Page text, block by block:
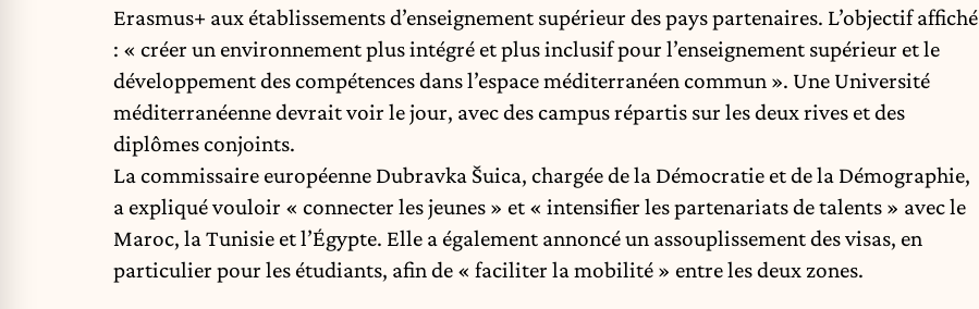
Erasmus+ aux établissements d’enseignement supérieur des pays partenaires. L’objectif affiché
: « créer un environnement plus intégré et plus inclusif pour l’enseignement supérieur et le
développement des compétences dans l’espace méditerranéen commun ». Une Université
méditerranéenne devrait voir le jour, avec des campus répartis sur les deux rives et des
diplômes conjoints.
La commissaire européenne Dubravka Šuica, chargée de la Démocratie et de la Démographie,
a expliqué vouloir « connecter les jeunes » et « intensifier les partenariats de talents » avec le
Maroc, la Tunisie et l’Égypte. Elle a également annoncé un assouplissement des visas, en
particulier pour les étudiants, afin de « faciliter la mobilité » entre les deux zones.